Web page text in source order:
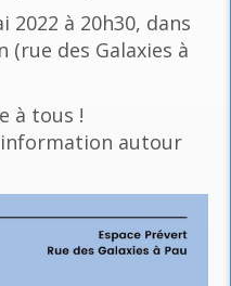
2022 à 20h30, dans
(rue des Galaxies à
à tous !
autour